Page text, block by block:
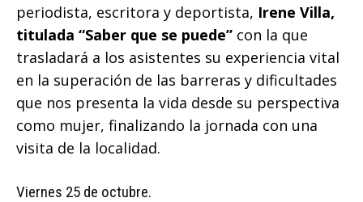
periodista, escritora y deportista, Irene Villa,
titulada “Saber que se puede” con la que
trasladará a los asistentes su experiencia vital
en la superación de las barreras y dificultades
que nos presenta la vida desde su perspectiva
como mujer, finalizando la jornada con una
visita de la localidad.
Viernes 25 de octubre.